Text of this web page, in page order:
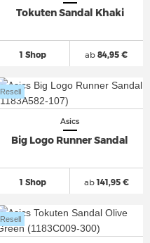
Tokuten Sandal Khaki
1 Shop ab 84,95 €
Asics
Big Logo Runner Sandal
1 Shop
Resell
ab141,95 €
Resell